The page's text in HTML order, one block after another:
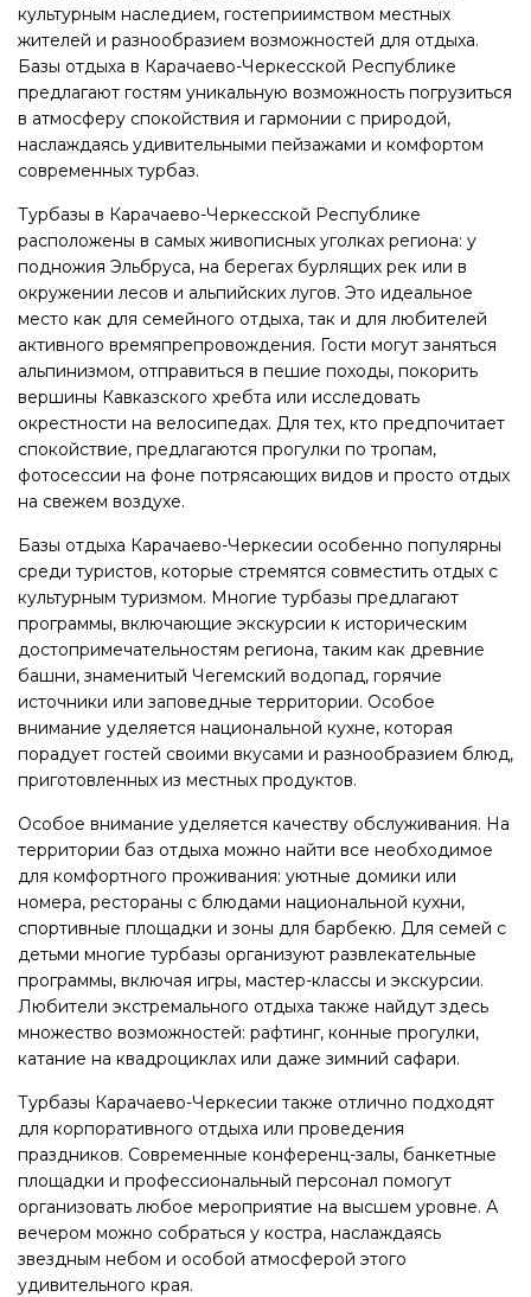
культурным наследием, гостеприимством местных
жителей и разнообразием возможностей для отдыха.
Базы отдыха в Карачаево-Черкесской Республике
предлагают гостям уникальную возможность погрузиться
в атмосферу спокойствия и гармонии с природой,
наслаждаясь удивительными пейзажами и комфортом
современных турбаз.
Турбазы в Карачаево-Черкесской Республике
расположены в самых живописных уголках региона: у
подножия Эльбруса, на берегах бурлящих рек или в
окружении лесов и альпийских лугов. Это идеальное
место как для семейного отдыха, так и для любителей
активного времяпрепровождения. Гости могут заняться
альпинизмом, отправиться в пешие походы, покорить
вершины Кавказского хребта или исследовать
окрестности на велосипедах. Для тех, кто предпочитает
спокойствие, предлагаются прогулки по тропам,
фотосессии на фоне потрясающих видов и просто отдых
на свежем воздухе.
Базы отдыха Карачаево-Черкесии особенно популярны
среди туристов, которые стремятся совместить отдых с
культурным туризмом. Многие турбазы предлагают
программы, включающие экскурсии к историческим
достопримечательностям региона, таким как древние
башни, знаменитый Чегемский водопад, горячие
источники или заповедные территории. Особое
внимание уделяется национальной кухне, которая
порадует гостей своими вкусами и разнообразием блюд,
приготовленных из местных продуктов.
Особое внимание уделяется качеству обслуживания. На
территории баз отдыха можно найти все необходимое
для комфортного проживания: уютные домики или
номера, рестораны с блюдами национальной кухни,
спортивные площадки и зоны для барбекю. Для семей с
детьми многие турбазы организуют развлекательные
программы, включая игры, мастер-классы и экскурсии.
Любители экстремального отдыха также найдут здесь
множество возможностей: рафтинг, конные прогулки,
катание на квадроциклах или даже зимний сафари.
Турбазы Карачаево-Черкесии также отлично подходят
для корпоративного отдыха или проведения
праздников. Современные конференц-залы, банкетные
площадки и профессиональный персонал помогут
организовать любое мероприятие на высшем уровне. А
вечером можно собраться у костра, наслаждаясь
звездным небом и особой атмосферой этого
удивительного края.